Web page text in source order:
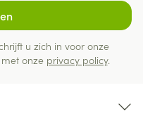
u zich in voor onze
onze privacy policy.